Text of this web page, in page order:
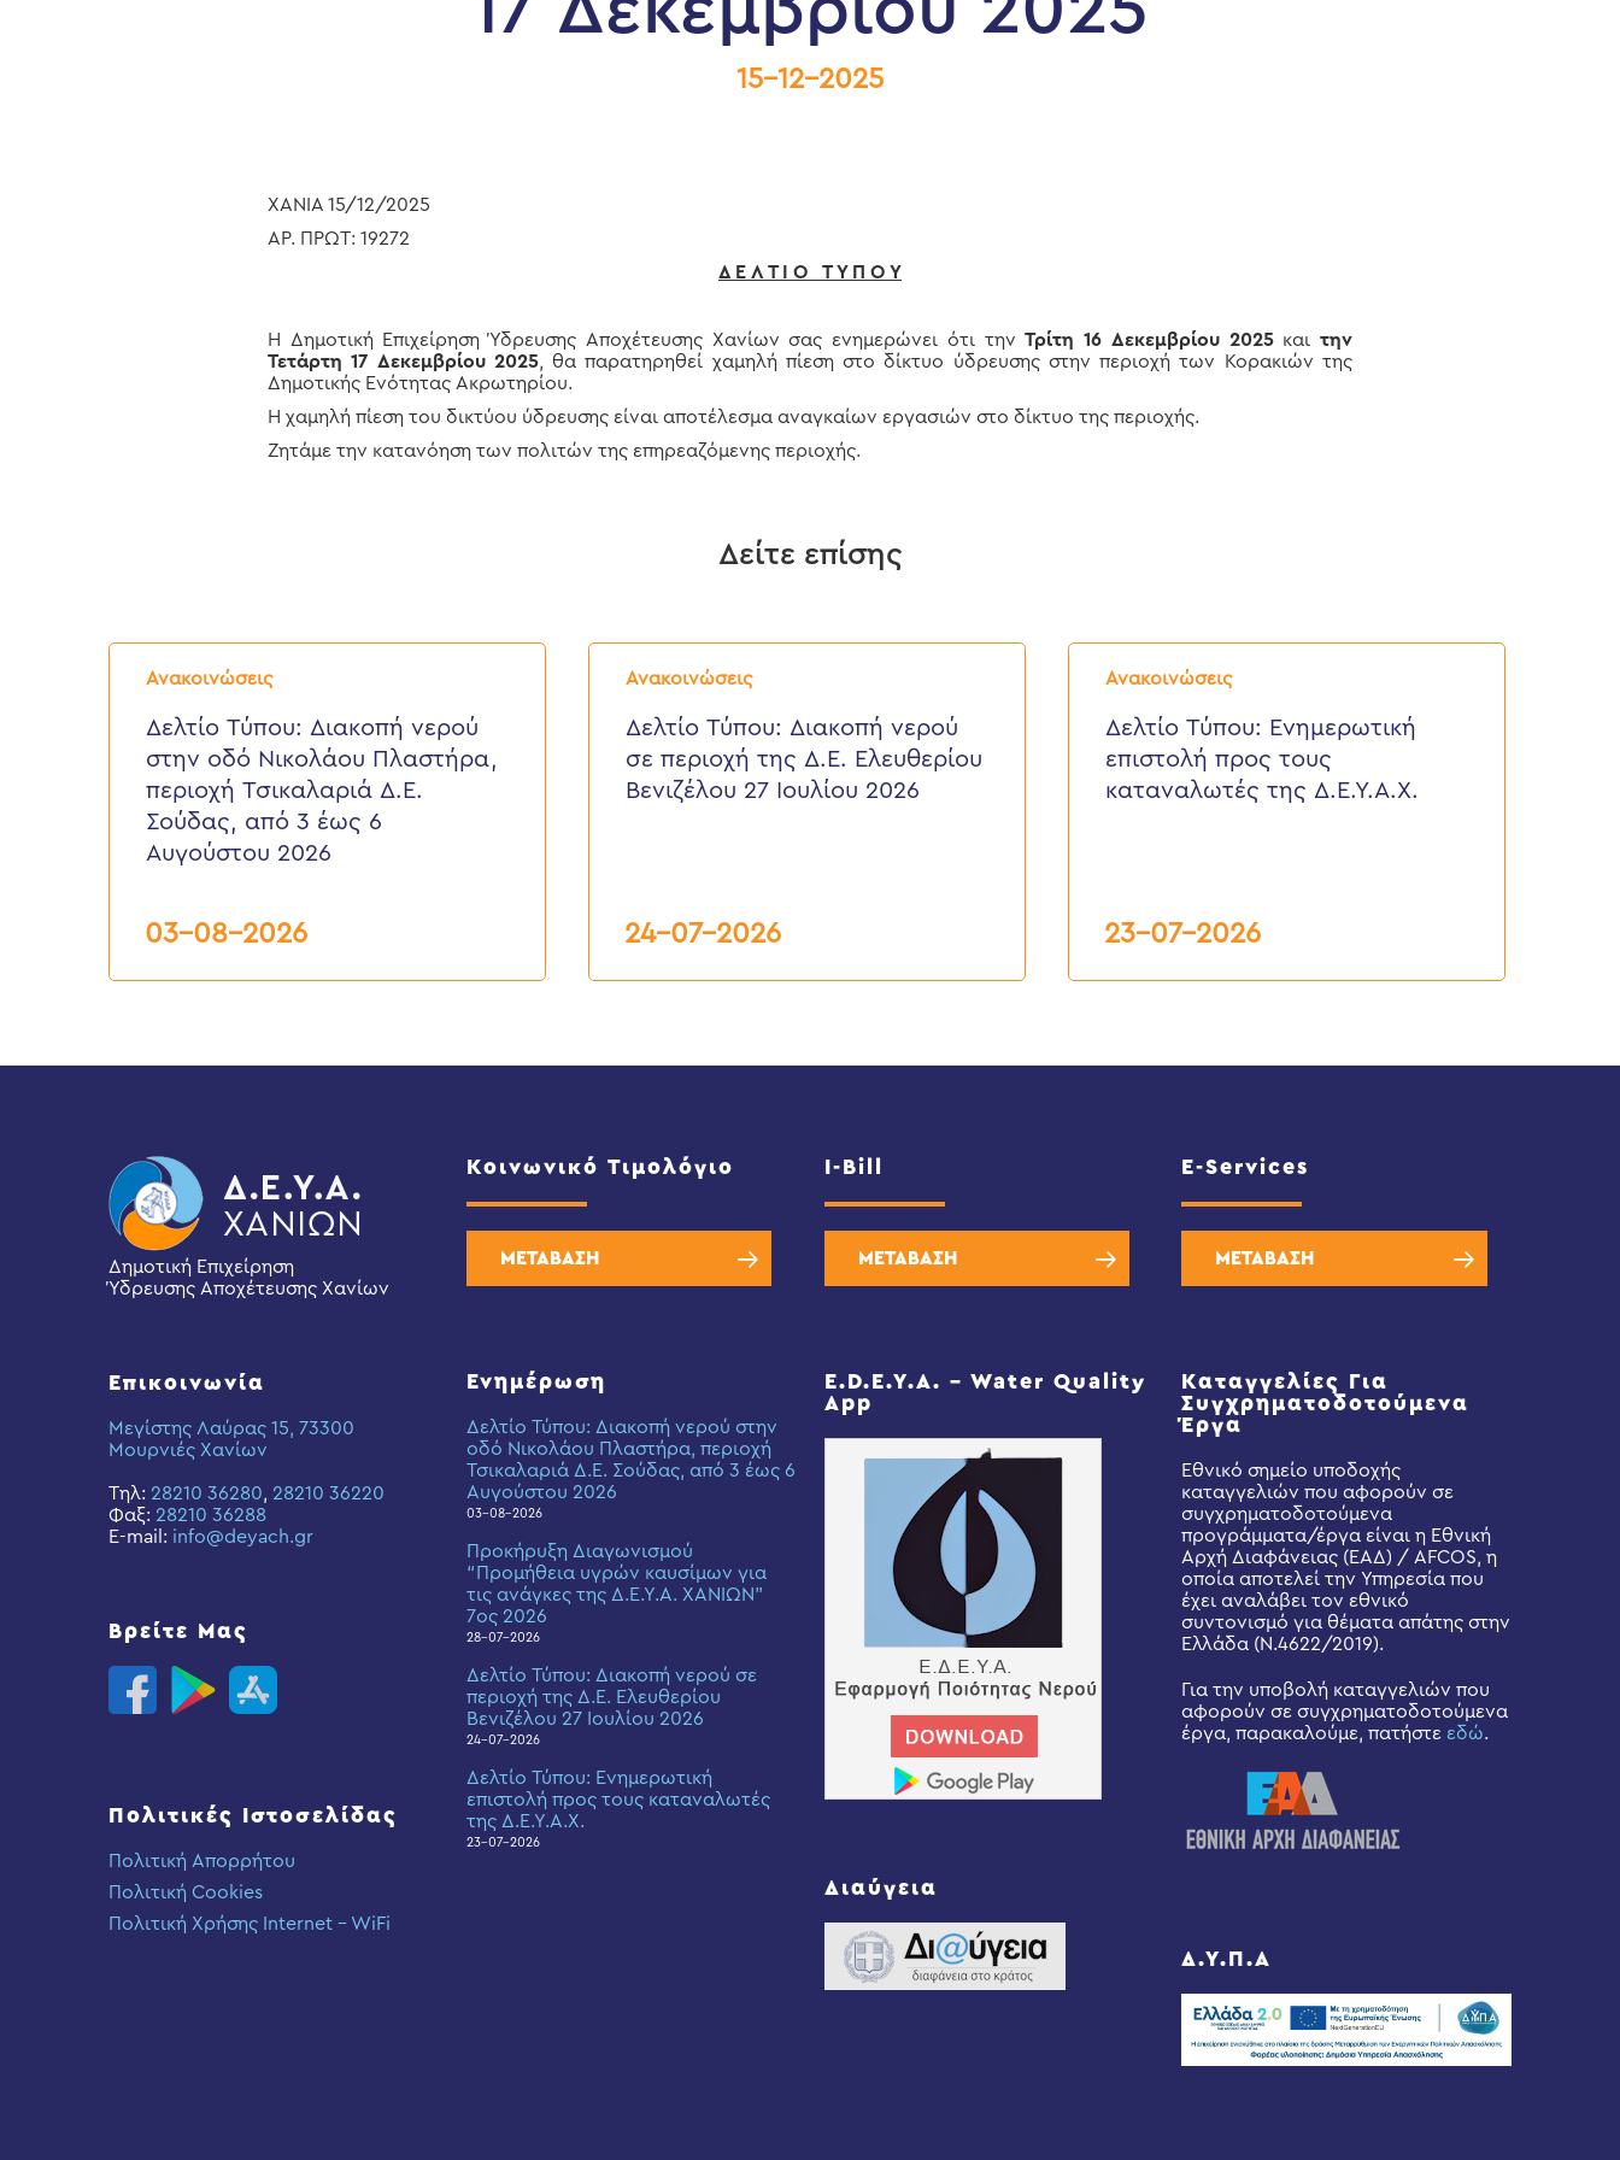
15-12-2025
ΧΑΝΙΑ 15/12/2025
ΑΡ. ΠΡΩΤ: 19272
Δ Ε Λ Τ Ι Ο Τ Υ Π Ο Υ
Η Δημοτική Επιχείρηση Ύδρευσης Αποχέτευσης Χανίων σας ενημερώνει ότι τηνΤρίτη 16 Δεκεμβρίου 2025καιτην
Τετάρτη 17 Δεκεμβρίου 2025, θα παρατηρηθεί χαμηλή πίεση στο δίκτυο ύδρευσης στην περιοχή των Κορακιών της
Δημοτικής Ενότητας Ακρωτηρίου.
Η χαμηλή πίεση του δικτύου ύδρευσης είναι αποτέλεσμα αναγκαίων εργασιών στο δίκτυο της περιοχής.
Ζητάμε την κατανόηση των πολιτών της επηρεαζόμενης περιοχής.
Δείτε επίσης
Ανακοινώσεις
Δελτίο
Τύπου:
νερού
στην
Νικολάου
Πλαστήρα,
περιοχή
Τσικαλαριά
6
Δελτίο Τύπου: Διακοπή νερού
στην οδό Νικολάου Πλαστήρα,
περιοχή Τσικαλαριά Δ.Ε.
Σούδας, από 3 έως 6
Αυγούστου 2026
03-08-2026
Ανακοινώσεις
Δελτίο
Τύπου:
νερού
περιοχή
Δελτίο Τύπου: Διακοπή νερού
σε περιοχή της Δ.Ε. Ελευθερίου
Βενιζέλου 27 Ιουλίου 2026
24-07-2026
Ανακοινώσεις
Δελτίο
Τύπου:
επιστολή
προς
τους
καταναλωτές
Δελτίο Τύπου: Eνημερωτική
επιστολή προς τους
καταναλωτές της Δ.Ε.Υ.Α.Χ.
23-07-2026
Δημοτική Επιχείρηση
Ύδρευσης Αποχέτευσης Χανίων
Επικοινωνία
Μεγίστης Λαύρας 15, 73300
Μουρνιές Χανίων
Τηλ: 28210 36280, 28210 36220
Φαξ: 28210 36288
E-mail: info@deyach.gr
Βρείτε Μας
Πολιτικές Ιστοσελίδας
Πολιτική Απορρήτου
Πολιτική Cookies
Πολιτική Χρήσης Internet – WiFi
Κοινωνικό Τιμολόγιο
ΜΕΤΑΒΑΣΗ
Ενημέρωση
Δελτίο Τύπου: Διακοπή νερού στην
οδό Νικολάου Πλαστήρα, περιοχή
Τσικαλαριά Δ.Ε. Σούδας, από 3 έως 6
Αυγούστου 2026
03-08-2026
Προκήρυξη Διαγωνισμού
“Προμήθεια υγρών καυσίμων για
τις ανάγκες της Δ.Ε.Υ.Α. ΧΑΝΙΩΝ”
7ος 2026
28-07-2026
Δελτίο Τύπου: Διακοπή νερού σε
περιοχή της Δ.Ε. Ελευθερίου
Βενιζέλου 27 Ιουλίου 2026
24-07-2026
Δελτίο Τύπου: Eνημερωτική
επιστολή προς τους καταναλωτές
της Δ.Ε.Υ.Α.Χ.
23-07-2026
I-Bill
ΜΕΤΑΒΑΣΗ
E.D.E.Y.A. – Water Quality
App
Διαύγεια
E-Services
ΜΕΤΑΒΑΣΗ
Καταγγελίες Για
Συγχρηματοδοτούμενα
Έργα
Εθνικό σημείο υποδοχής
καταγγελιών που αφορούν σε
συγχρηματοδοτούμενα
προγράμματα/έργα είναι η Εθνική
Αρχή Διαφάνειας (ΕΑΔ) / AFCOS, η
οποία αποτελεί την Υπηρεσία που
έχει αναλάβει τον εθνικό
συντονισμό για θέματα απάτης στην
Ελλάδα (Ν.4622/2019).
Για την υποβολή καταγγελιών που
αφορούν σε συγχρηματοδοτούμενα
έργα, παρακαλούμε, πατήστε εδώ.
Δ.Υ.Π.Α